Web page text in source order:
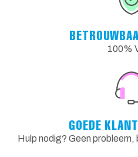
100%
GOEDE
Hulp nodig? Geen